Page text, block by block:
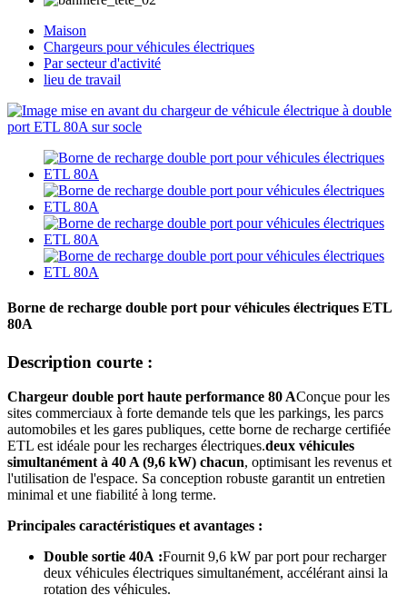
Maison
Chargeurs pour véhicules électriques
Par secteur d'activité
lieu de travail
Borne de recharge double port pour véhicules électriques ETL
80A
Description courte :
Chargeur double port haute performance 80 AConçue pour les
sites commerciaux à forte demande tels que les parkings, les parcs
automobiles et les gares publiques, cette borne de recharge certifiée
ETL est idéale pour les recharges électriques.deux véhicules
simultanément à 40 A (9,6 kW) chacun, optimisant les revenus et
l'utilisation de l'espace. Sa conception robuste garantit un entretien
minimal et une fiabilité à long terme.
Principales caractéristiques et avantages :
Double sortie 40A :Fournit 9,6 kW par port pour recharger
deux véhicules électriques simultanément, accélérant ainsi la
rotation des véhicules.